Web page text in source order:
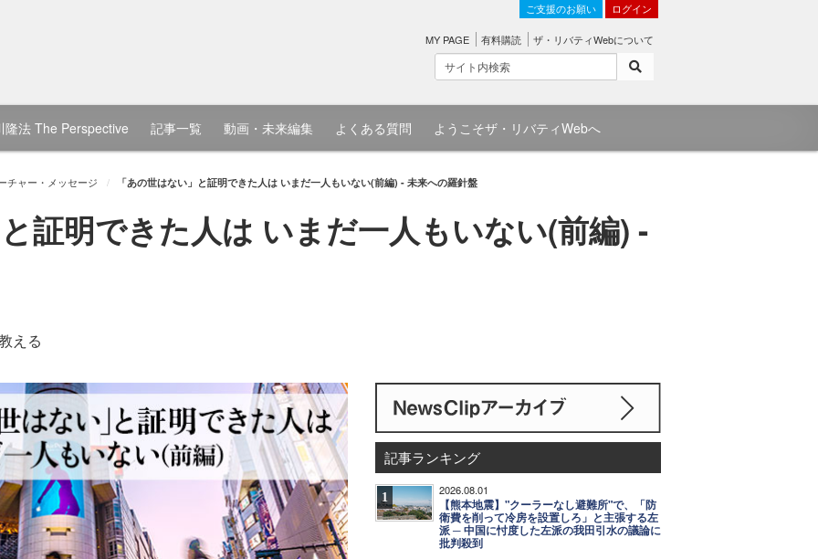
ご支援のお願い ログイン
MY PAGE 有料購読 ザ・リバティWebについて
隆法 The Perspective 記事一覧 動画・未来編集 よくある質問 ようこそザ・リバティWebへ
チャー・メッセージ 「あの世はない」と証明できた人は いまだ一人もいない(前編) - 未来への羅針盤
証明できた人は いまだ一人もいない(前編) -
える
記事ランキング
1 2026.08.01
【熊本地震】"クーラーなし避難所"で、「防
衛費を削って冷房を設置しろ」と主張する左
派 ─ 中国に忖度した左派の我田引水の議論に
批判殺到